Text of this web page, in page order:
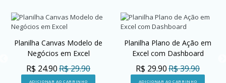
Planilha Canvas Modelo de
Negócios em Excel
R$ 24.90R$ 29.90
ADICIONAR AO CARRINHO
Planilha Plano de Ação em
Excel com Dashboard
R$ 29.90R$ 39.90
ADICIONAR AO CARRINHO